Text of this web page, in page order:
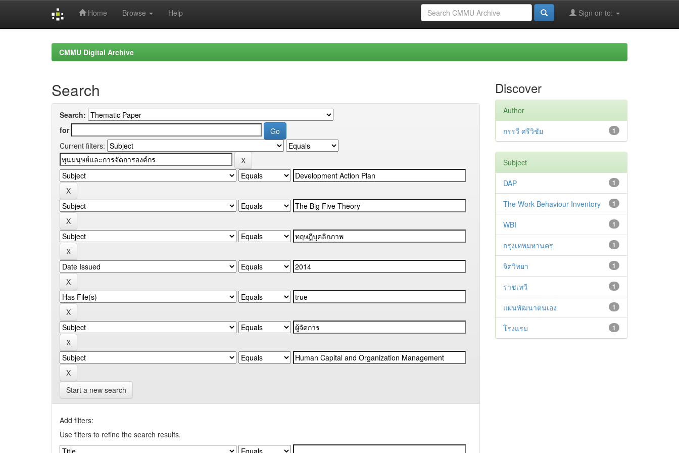
Home Browse Help Sign on to:
CMMU Digital Archive
Search
Search:
for
Current filters:
Start a new search
Add filters:
Use filters to refine the search results.
Discover
Author
1
กรรวี ศรีวิชัย
Subject
1
DAP
1
The Work Behaviour Inventory
1
WBI
1
กรุงเทพมหานคร
1
จิตวิทยา
1
ราชเทวี
1
แผนพัฒนาตนเอง
1
โรงแรม